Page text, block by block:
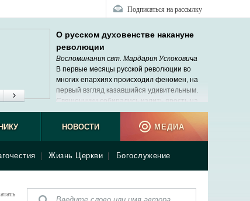
Подписаться на рассылку
О русском духовенстве накануне
революции
Воспоминания свт. Мардария Ускоковича
В первые месяцы русской революции во
многих епархиях происходил феномен, на
первый взгляд казавшийся удивительным.
Священники собирались излить ярость на
своих архиереев. Мне не раз пришлось
сцены, но меня это не удивляло.
Жизнь Церкви Богослужение
НОВОСТИ МЕДИА